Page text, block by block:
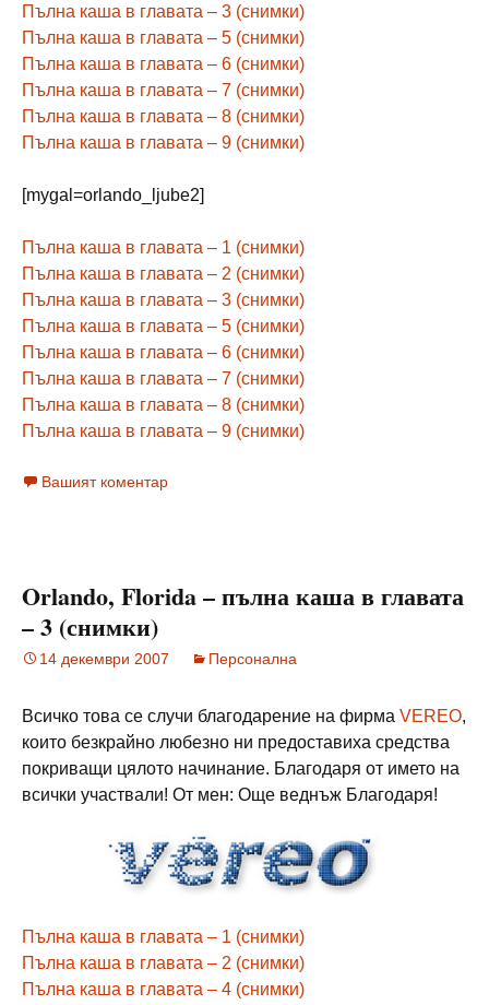
Пълна каша в главата – 3 (снимки)
Пълна каша в главата – 5 (снимки)
Пълна каша в главата – 6 (снимки)
Пълна каша в главата – 7 (снимки)
Пълна каша в главата – 8 (снимки)
Пълна каша в главата – 9 (снимки)
[mygal=orlando_ljube2]
Пълна каша в главата – 1 (снимки)
Пълна каша в главата – 2 (снимки)
Пълна каша в главата – 3 (снимки)
Пълна каша в главата – 5 (снимки)
Пълна каша в главата – 6 (снимки)
Пълна каша в главата – 7 (снимки)
Пълна каша в главата – 8 (снимки)
Пълна каша в главата – 9 (снимки)
Вашият коментар
Orlando, Florida – пълна каша в главата
– 3 (снимки)
14 декември 2007 Персонална
Всичко това се случи благодарение на фирма VEREO,
които безкрайно любезно ни предоставиха средства
покриващи цялото начинание. Благодаря от името на
всички участвали! От мен: Още веднъж Благодаря!
Пълна каша в главата – 1 (снимки)
Пълна каша в главата – 2 (снимки)
Пълна каша в главата – 4 (снимки)